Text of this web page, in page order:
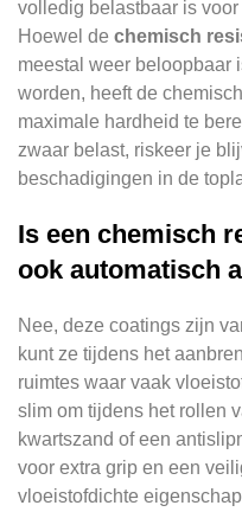
volledig belastbaar is
Hoewel de chemisch
meestal weer beloopbaar
worden, heeft de
maximale hardheid te
zwaar belast, riskeer je
beschadigingen in de
Is een chemisch
ook automatisch
Nee, deze coatings zijn
kunt ze tijdens het
ruimtes waar vaak
slim om tijdens het rollen
kwartszand of een
voor extra grip en een
vloeistofdichte